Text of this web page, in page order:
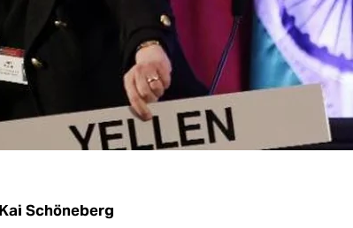
Kai Schöneberg